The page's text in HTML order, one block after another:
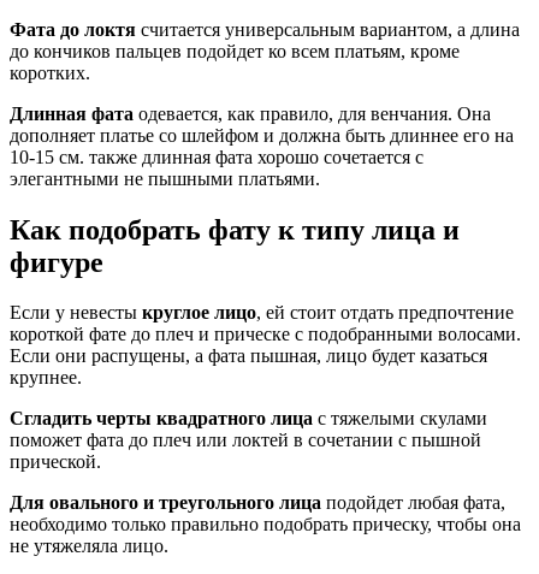
Фата до локтя считается универсальным вариантом, а длина
до кончиков пальцев подойдет ко всем платьям, кроме
коротких.
Длинная фата одевается, как правило, для венчания. Она
дополняет платье со шлейфом и должна быть длиннее его на
10-15 см. также длинная фата хорошо сочетается с
элегантными не пышными платьями.
Как подобрать фату к типу лица и
фигуре
Если у невесты круглое лицо, ей стоит отдать предпочтение
короткой фате до плеч и прическе с подобранными волосами.
Если они распущены, а фата пышная, лицо будет казаться
крупнее.
Сгладить черты квадратного лица с тяжелыми скулами
поможет фата до плеч или локтей в сочетании с пышной
прической.
Для овального и треугольного лица подойдет любая фата,
необходимо только правильно подобрать прическу, чтобы она
не утяжеляла лицо.